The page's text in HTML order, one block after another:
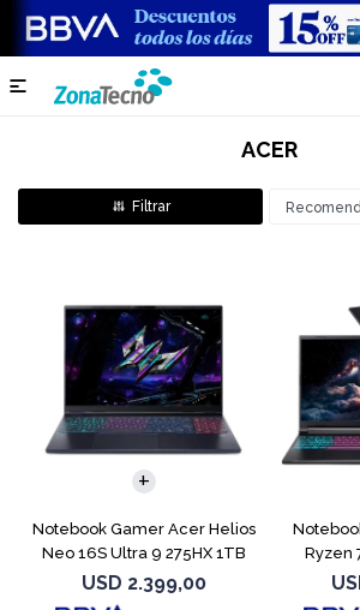

ACER
Notebook Gamer Acer Helios
Neo 16S Ultra 9 275HX 1TB
5060
USD 2.399,00
Ryzen